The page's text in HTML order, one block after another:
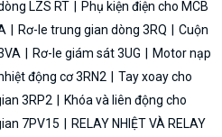
LZS RT
Phụ kiện điện cho MCB
Rơ-le trung gian dòng 3RQ
Cuộn
Rơ-le giám sát 3UG
Motor nạp
động cơ 3RN2
Tay xoay cho
3RP2
Khóa và liên động cho
7PV15
RELAY NHIỆT VÀ RELAY